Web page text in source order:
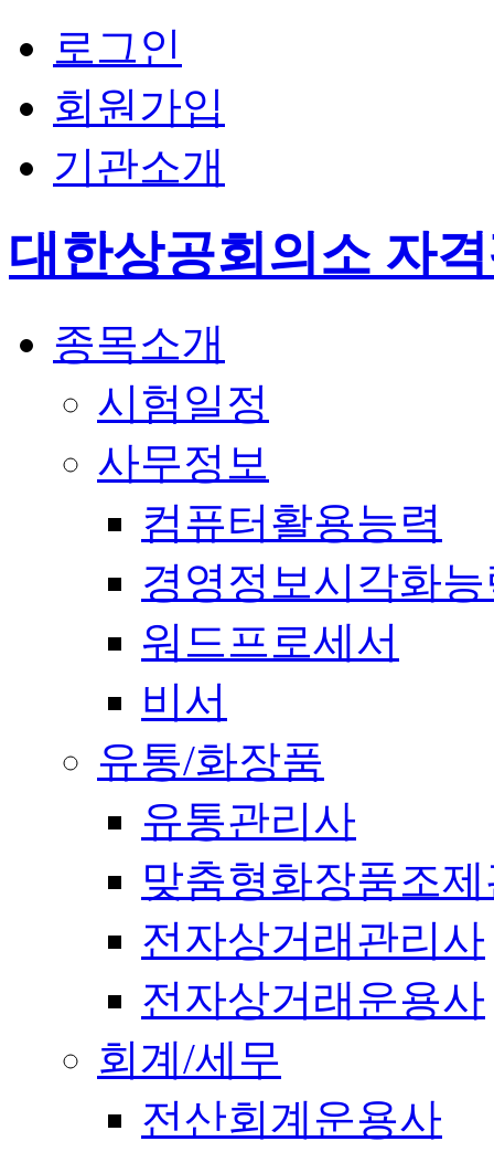
로그인
회원가입
기관소개
대한상공회의소 자
종목소개
시험일정
사무정보
컴퓨터활용능력
경영정보시각화
워드프로세서
비서
유통/화장품
유통관리사
맞춤형화장품조
전자상거래관리사
전자상거래운용사
회계/세무
전산회계운용사